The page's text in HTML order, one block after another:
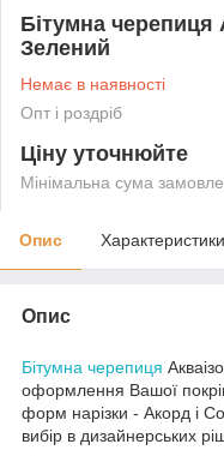
Бітумна черепиця
Зелений
Немає в наявності
Опт і роздріб
Ціну уточнюйте
Мінімальна сума
Опис Характеристики
Опис
Бітумна черепиця
оформлення Вашої
форм нарізки - Акорд і
вибір в дизайнерських